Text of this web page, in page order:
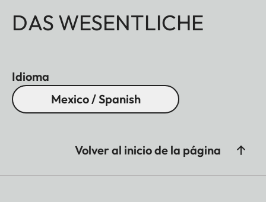
DAS WESENTLICHE
Idioma
Mexico / Spanish
Volver al inicio de la página